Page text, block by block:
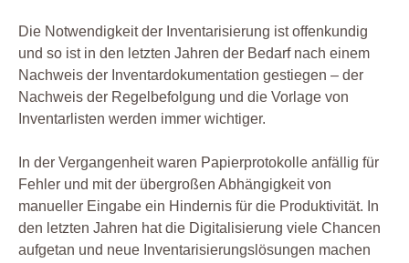
Die Notwendigkeit der Inventarisierung ist offenkundig
und so ist in den letzten Jahren der Bedarf nach einem
Nachweis der Inventardokumentation gestiegen – der
Nachweis der Regelbefolgung und die Vorlage von
Inventarlisten werden immer wichtiger.
In der Vergangenheit waren Papierprotokolle anfällig für
Fehler und mit der übergroßen Abhängigkeit von
manueller Eingabe ein Hindernis für die Produktivität. In
den letzten Jahren hat die Digitalisierung viele Chancen
aufgetan und neue Inventarisierungslösungen machen